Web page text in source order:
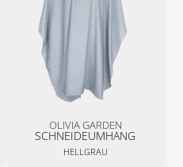
OLIVIA GARDEN
SCHNEIDEUMHANG
HELLGRAU